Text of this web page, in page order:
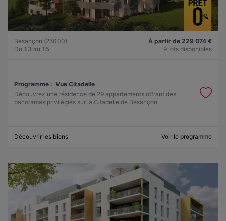
Besançon (25000)
Du T3 au T5
À partir de 229 074 €
9 lots disponibles
Programme : Vue Citadelle
Découvrez une résidence de 29 appartements offrant des
panoramas privilégiés sur la Citadelle de Besançon.
Découvrir les biens Voir le programme